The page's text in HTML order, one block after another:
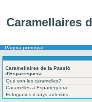
Caramellaires
Pàgina principal
Caramellaires de la Passió
d'Esparreguera
Què son les caramelles?
Caramelles a Esparreguera
Fotografies d’anys anteriors